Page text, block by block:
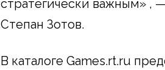
стратегически важным» ,
Степан Зотов.
В каталоге Games.rt.ru